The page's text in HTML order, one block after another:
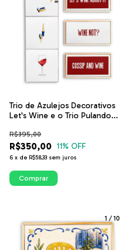
Trio de Azulejos Decorativos
Let's Wine e o Trio Pulando
R$350,00
R$395,00
11% OFF
6 x de R$58,33 sem juros
Comprar
1 /10